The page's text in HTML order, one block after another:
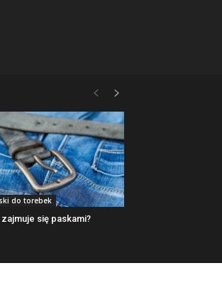
do torebek
zajmuje się paskami?